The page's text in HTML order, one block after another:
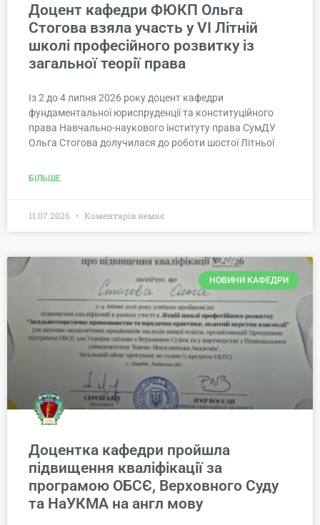
Доцент кафедри ФЮКП Ольга
Стогова взяла участь у VI Літній
школі професійного розвитку із
загальної теорії права
Із 2 до 4 липня 2026 року доцент кафедри
фундаментальної юриспруденції та конституційного
права Навчально-наукового інституту права СумДУ
Ольга Стогова долучилася до роботи шостої Літньої
БІЛЬШЕ
11.07.2026 Коментарів немає
НОВИНИ КАФЕДРИ
Доцентка кафедри пройшла
підвищення кваліфікації за
програмою ОБСЄ, Верховного Суду
та НаУКМА на англ мову